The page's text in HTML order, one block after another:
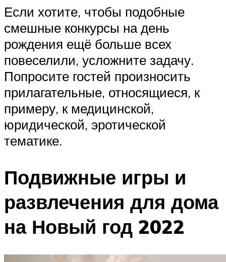
Если хотите, чтобы подобные
смешные конкурсы на день
рождения ещё больше всех
повеселили, усложните задачу.
Попросите гостей произносить
прилагательные, относящиеся, к
примеру, к медицинской,
юридической, эротической
тематике.
Подвижные игры и
развлечения для дома
на Новый год 2022